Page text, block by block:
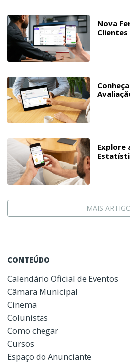
Nova
Clientes
Explore
MAIS
CONTEÚDO
Calendário Oficial de Eventos
Câmara Municipal
Cinema
Colunistas
Como chegar
Cursos
Espaço do Anunciante